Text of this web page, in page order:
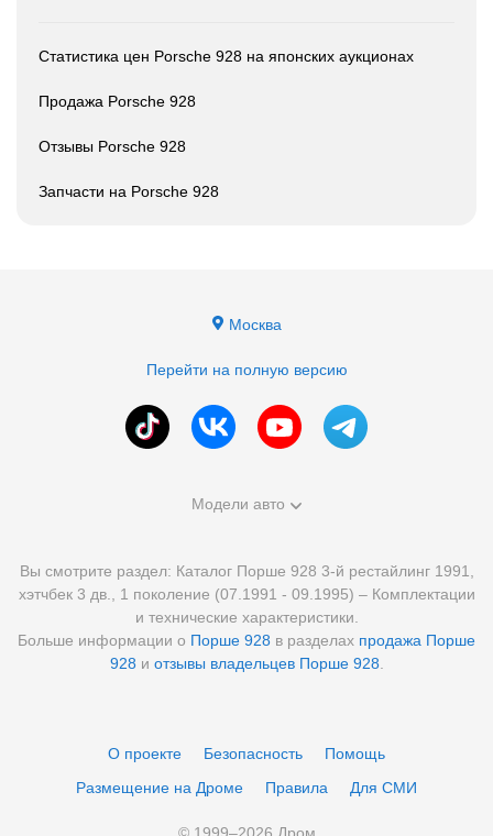
Статистика цен Porsche 928 на японских аукционах
Продажа Porsche 928
Отзывы Porsche 928
Запчасти на Porsche 928
Москва
Перейти на полную версию
Модели авто
Вы смотрите раздел: Каталог Порше 928 3-й рестайлинг 1991,
хэтчбек 3 дв., 1 поколение (07.1991 - 09.1995) – Комплектации
и технические характеристики.
Больше информации о Порше 928 в разделах продажа Порше
928 и отзывы владельцев Порше 928
О проекте Безопасность
Помощь
Размещение на Дроме
Правила Для СМИ
© 1999–2026 Дром